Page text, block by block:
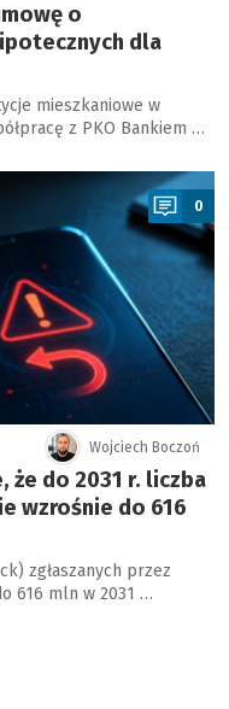
o
dla
mieszkaniowe w
z PKO Bankiem …
0
Wojciech Boczoń
że do 2031 r. liczba
wzrośnie do 616
zgłaszanych przez
616 mln w 2031 …